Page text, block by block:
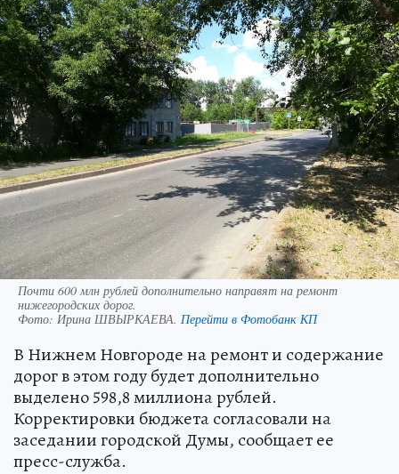
Почти 600 млн рублей дополнительно направят на ремонт
нижегородских дорог.
Фото: Ирина ШВЫРКАЕВА. Перейти в Фотобанк КП
В Нижнем Новгороде на ремонт и содержание
дорог в этом году будет дополнительно
выделено 598,8 миллиона рублей.
Корректировки бюджета согласовали на
заседании городской Думы, сообщает ее
пресс-служба.